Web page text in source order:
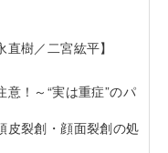
樹／二宮紘平】
！～“実は重症”のパ
皮裂創・顔面裂創の処